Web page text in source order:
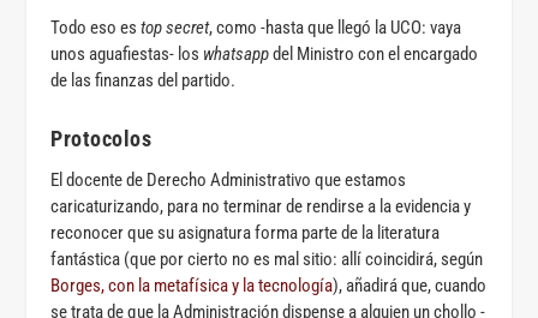
Todo eso estop secret, como -hasta que llegó la UCO: vaya
unos aguafiestas- los whatsappdel Ministro con el encargado
de las finanzas del partido.
Protocolos
El docente de Derecho Administrativo que estamos
caricaturizando, para no terminar de rendirse a la evidencia y
reconocer que su asignatura forma parte de la literatura
fantástica (que por cierto no es mal sitio: allí coincidirá, según
Borges, con la metafísica y la tecnología), añadirá que, cuando
se trata de que la Administración dispense a alguien un chollo -